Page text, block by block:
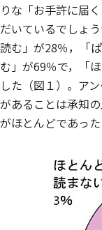
りな「お手許に届
だいているでしょ
読む」が28％，「
む」が69％で，「
した（図１）。ア
があることは承知
がほとんどであっ